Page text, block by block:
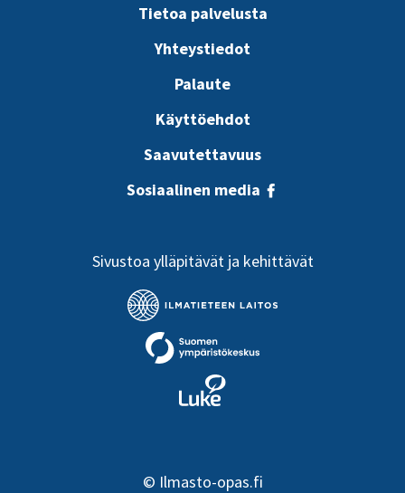
Tietoa palvelusta
Yhteystiedot
Palaute
Käyttöehdot
Saavutettavuus
Sosiaalinen media
Sivustoa ylläpitävät ja kehittävät
© Ilmasto-opas.fi